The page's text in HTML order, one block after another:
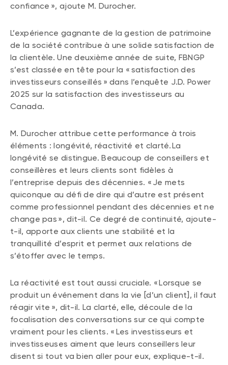
confiance », ajoute M. Durocher.
L’expérience gagnante de la gestion de patrimoine
de la société contribue à une solide satisfaction de
la clientèle. Une deuxième année de suite, FBNGP
s’est classée en tête pour la « satisfaction des
investisseurs conseillés » dans l’enquête J.D. Power
2025 sur la satisfaction des investisseurs au
Canada.
M. Durocher attribue cette performance à trois
éléments : longévité, réactivité et clarté. La
longévité se distingue. Beaucoup de conseillers et
conseillères et leurs clients sont fidèles à
l’entreprise depuis des décennies. « Je mets
quiconque au défi de dire qui d’autre est présent
comme professionnel pendant des décennies et ne
change pas », dit-il. Ce degré de continuité, ajoute-
t-il, apporte aux clients une stabilité et la
tranquillité d’esprit et permet aux relations de
s’étoffer avec le temps.
La réactivité est tout aussi cruciale. « Lorsque se
produit un événement dans la vie [d’un client], il faut
réagir vite », dit-il. La clarté, elle, découle de la
focalisation des conversations sur ce qui compte
vraiment pour les clients. « Les investisseurs et
investisseuses aiment que leurs conseillers leur
disent si tout va bien aller pour eux, explique-t-il.